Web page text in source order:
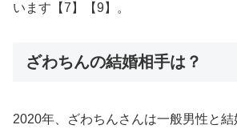
います【7】【9】。
ざわちんの結婚相手は？
2020年、ざわちんさんは一般男性と